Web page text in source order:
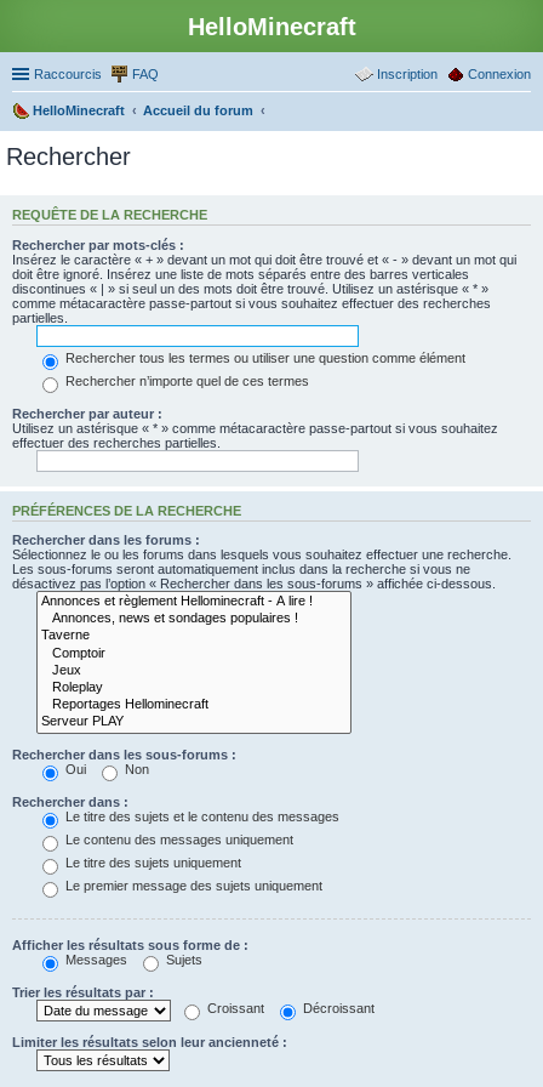
HelloMinecraft
Raccourcis FAQ Connexion
Inscription
HelloMinecraft Accueil du forum
Rechercher
REQUÊTE DE LA RECHERCHE
Rechercher par mots-clés :
Insérez le caractère « + » devant un mot qui doit être trouvé et « - » devant un mot qui
doit être ignoré. Insérez une liste de mots séparés entre des barres verticales
discontinues « | » si seul un des mots doit être trouvé. Utilisez un astérisque « * »
comme métacaractère passe-partout si vous souhaitez effectuer des recherches
partielles.
Rechercher tous les termes ou utiliser une question comme élément
Rechercher n’importe quel de ces termes
Rechercher par auteur :
Utilisez un astérisque « * » comme métacaractère passe-partout si vous souhaitez
effectuer des recherches partielles.
PRÉFÉRENCES DE LA RECHERCHE
Rechercher dans les forums :
Sélectionnez le ou les forums dans lesquels vous souhaitez effectuer une recherche.
Les sous-forums seront automatiquement inclus dans la recherche si vous ne
désactivez pas l’option « Rechercher dans les sous-forums » affichée ci-dessous.
Rechercher dans les sous-forums :
Oui
Non
Rechercher dans :
Le titre des sujets et le contenu des messages
Le contenu des messages uniquement
Le titre des sujets uniquement
Le premier message des sujets uniquement
Afficher les résultats sous forme de :
Messages
Sujets
Trier les résultats par :
Croissant
Décroissant
Limiter les résultats selon leur ancienneté :